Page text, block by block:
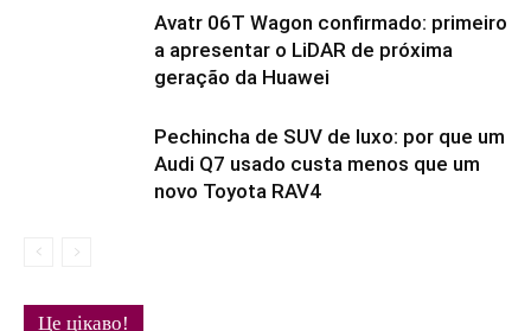
Avatr 06T Wagon confirmado: primeiro
a apresentar o LiDAR de próxima
geração da Huawei
Pechincha de SUV de luxo: por que um
Audi Q7 usado custa menos que um
novo Toyota RAV4
Це цікаво!